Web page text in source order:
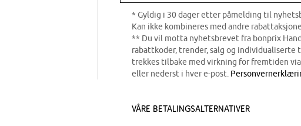
* Gyldig i 30 dager etter påmelding til
Kan ikke kombineres med andre
** Du vil motta nyhetsbrevet fra bonprix
rabattkoder, trender, salg og individualiserte
trekkes tilbake med virkning for fremtiden
eller nederst i hver e-post.
Våre betalingsalternativer